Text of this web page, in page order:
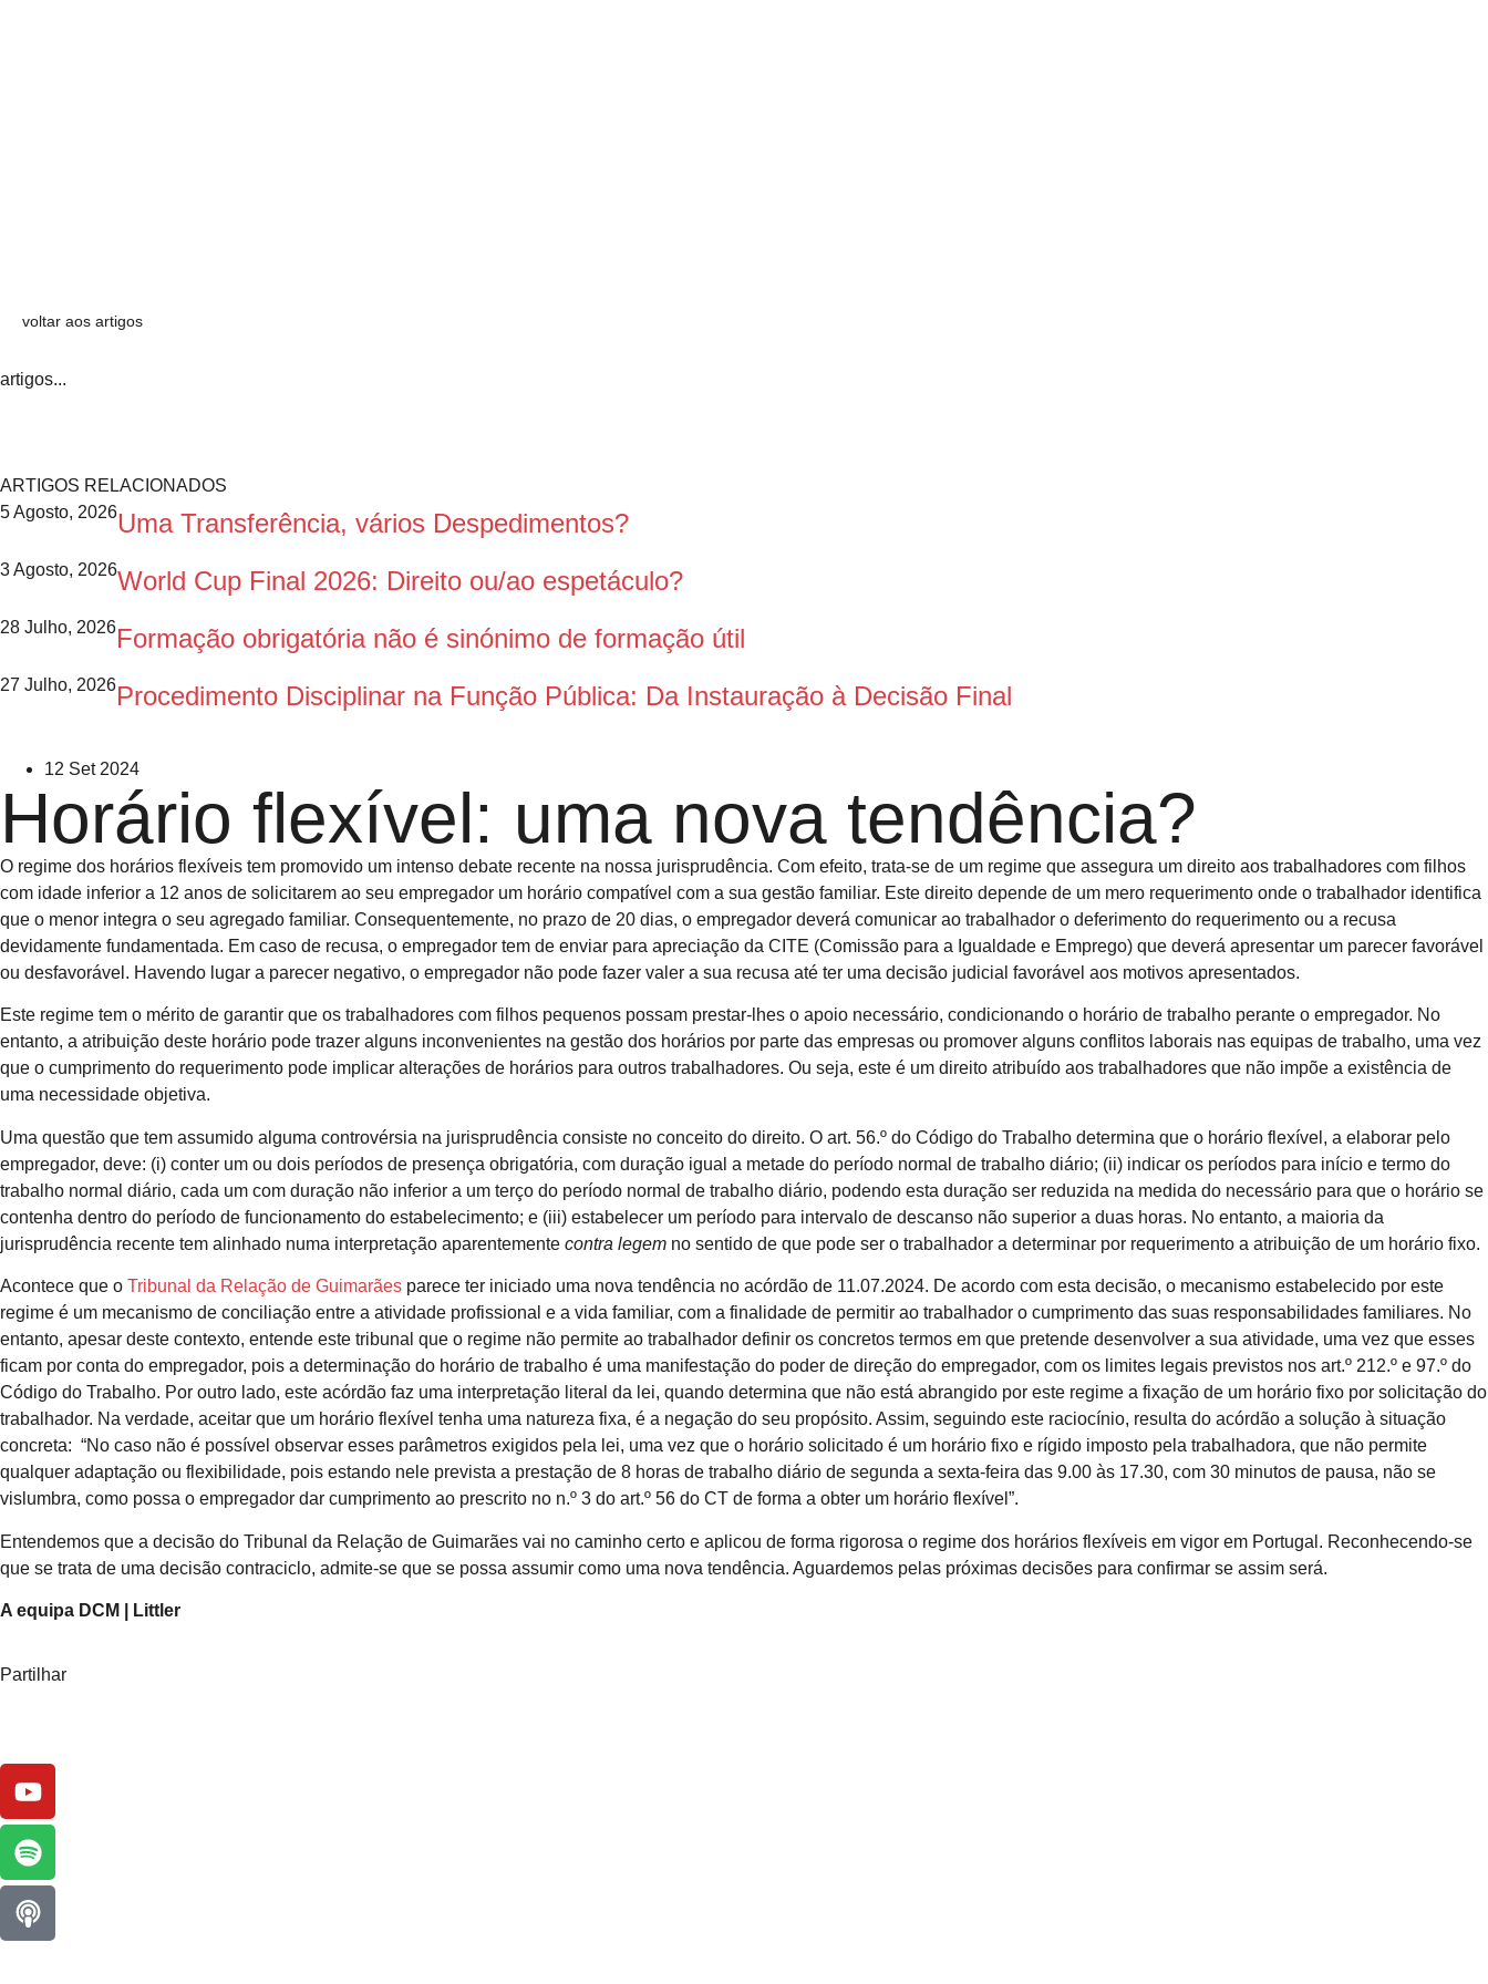
voltar aos artigos
artigos...
ARTIGOS RELACIONADOS
Uma Transferência, vários Despedimentos?
5 Agosto, 2026
World Cup Final 2026: Direito ou/ao espetáculo?
3 Agosto, 2026
Formação obrigatória não é sinónimo de formação útil
28 Julho, 2026
Procedimento Disciplinar na Função Pública: Da Instauração à Decisão Final
27 Julho, 2026
12 Set 2024
Horário flexível: uma nova tendência?
O regime dos horários flexíveis tem promovido um intenso debate recente na nossa jurisprudência. Com efeito, trata-se de um regime que assegura um direito aos trabalhadores com filhos
com idade inferior a 12 anos de solicitarem ao seu empregador um horário compatível com a sua gestão familiar. Este direito depende de um mero requerimento onde o trabalhador identifica
que o menor integra o seu agregado familiar. Consequentemente, no prazo de 20 dias, o empregador deverá comunicar ao trabalhador o deferimento do requerimento ou a recusa
devidamente fundamentada. Em caso de recusa, o empregador tem de enviar para apreciação da CITE (Comissão para a Igualdade e Emprego) que deverá apresentar um parecer favorável
ou desfavorável. Havendo lugar a parecer negativo, o empregador não pode fazer valer a sua recusa até ter uma decisão judicial favorável aos motivos apresentados.
Este regime tem o mérito de garantir que os trabalhadores com filhos pequenos possam prestar-lhes o apoio necessário, condicionando o horário de trabalho perante o empregador. No
entanto, a atribuição deste horário pode trazer alguns inconvenientes na gestão dos horários por parte das empresas ou promover alguns conflitos laborais nas equipas de trabalho, uma vez
que o cumprimento do requerimento pode implicar alterações de horários para outros trabalhadores. Ou seja, este é um direito atribuído aos trabalhadores que não impõe a existência de
uma necessidade objetiva.
Uma questão que tem assumido alguma controvérsia na jurisprudência consiste no conceito do direito. O art. 56.º do Código do Trabalho determina que o horário flexível, a elaborar pelo
empregador, deve: (i) conter um ou dois períodos de presença obrigatória, com duração igual a metade do período normal de trabalho diário; (ii) indicar os períodos para início e termo do
trabalho normal diário, cada um com duração não inferior a um terço do período normal de trabalho diário, podendo esta duração ser reduzida na medida do necessário para que o horário se
contenha dentro do período de funcionamento do estabelecimento; e (iii) estabelecer um período para intervalo de descanso não superior a duas horas. No entanto, a maioria da
jurisprudência recente tem alinhado numa interpretação aparentemente contra legem no sentido de que pode ser o trabalhador a determinar por requerimento a atribuição de um horário fixo.
Acontece que o Tribunal da Relação de Guimarães parece ter iniciado uma nova tendência no acórdão de 11.07.2024. De acordo com esta decisão, o mecanismo estabelecido por este
regime é um mecanismo de conciliação entre a atividade profissional e a vida familiar, com a finalidade de permitir ao trabalhador o cumprimento das suas responsabilidades familiares. No
entanto, apesar deste contexto, entende este tribunal que o regime não permite ao trabalhador definir os concretos termos em que pretende desenvolver a sua atividade, uma vez que esses
ficam por conta do empregador, pois a determinação do horário de trabalho é uma manifestação do poder de direção do empregador, com os limites legais previstos nos art.º 212.º e 97.º do
Código do Trabalho. Por outro lado, este acórdão faz uma interpretação literal da lei, quando determina que não está abrangido por este regime a fixação de um horário fixo por solicitação do
trabalhador. Na verdade, aceitar que um horário flexível tenha uma natureza fixa, é a negação do seu propósito. Assim, seguindo este raciocínio, resulta do acórdão a solução à situação
concreta: “No caso não é possível observar esses parâmetros exigidos pela lei, uma vez que o horário solicitado é um horário fixo e rígido imposto pela trabalhadora, que não permite
qualquer adaptação ou flexibilidade, pois estando nele prevista a prestação de 8 horas de trabalho diário de segunda a sexta-feira das 9.00 às 17.30, com 30 minutos de pausa, não se
vislumbra, como possa o empregador dar cumprimento ao prescrito no n.º 3 do art.º 56 do CT de forma a obter um horário flexível”.
Entendemos que a decisão do Tribunal da Relação de Guimarães vai no caminho certo e aplicou de forma rigorosa o regime dos horários flexíveis em vigor em Portugal. Reconhecendo-se
que se trata de uma decisão contraciclo, admite-se que se possa assumir como uma nova tendência. Aguardemos pelas próximas decisões para confirmar se assim será.
A equipa DCM | Littler
Partilhar